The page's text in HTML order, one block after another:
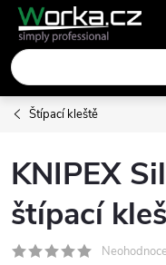
Přejít
obsah
Štípací kleště
KNIPEX
štípací